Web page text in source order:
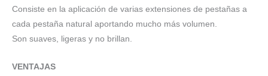
Consiste en la aplicación de varias extensiones de pestañas a
cada pestaña natural aportando mucho más volumen.
Son suaves, ligeras y no brillan.
VENTAJAS